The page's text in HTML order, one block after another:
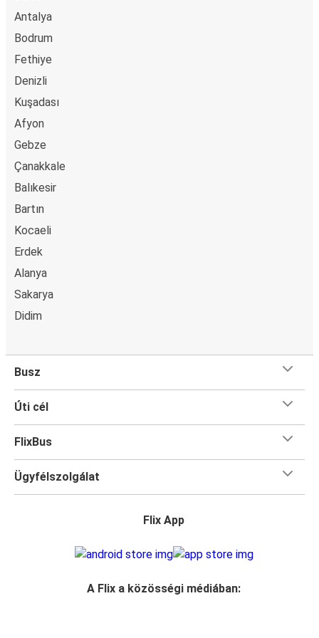
Antalya
Bodrum
Fethiye
Denizli
Kuşadası
Afyon
Gebze
Çanakkale
Balıkesir
Bartın
Kocaeli
Erdek
Alanya
Sakarya
Didim
Busz
Úti cél
FlixBus
Ügyfélszolgálat
Flix App
A Flix a közösségi médiában: